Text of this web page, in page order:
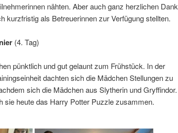
nähten. Aber auch ganz herzlichen Dank
kurzfristig als Betreuerinnen zur Verfügung stellten.
(4. Tag)
pünktlich und gut gelaunt zum Frühstück. In der
dachten sich die Mädchen Stellungen zu
sich die Mädchen aus Slytherin und Gryffindor.
sie heute das Harry Potter Puzzle zusammen.